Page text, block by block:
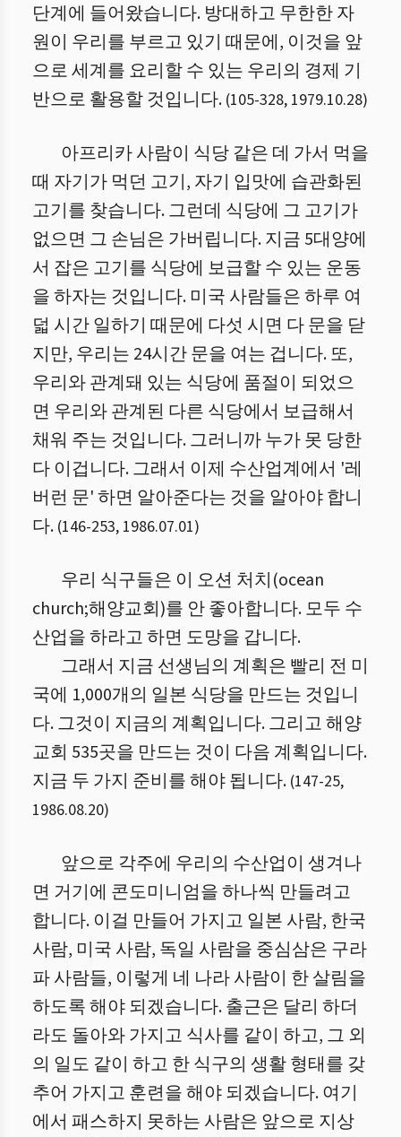
단계에 들어왔습니다. 방대하고 무한한 자
원이 우리를 부르고 있기 때문에, 이것을 앞
으로 세계를 요리할 수 있는 우리의 경제 기
반으로 활용할 것입니다. (105-328, 1979.10.28)
아프리카 사람이 식당 같은 데 가서 먹을
때 자기가 먹던 고기, 자기 입맛에 습관화된
고기를 찾습니다. 그런데 식당에 그 고기가
없으면 그 손님은 가버립니다. 지금 5대양에
서 잡은 고기를 식당에 보급할 수 있는 운동
을 하자는 것입니다. 미국 사람들은 하루 여
덟 시간 일하기 때문에 다섯 시면 다 문을 닫
지만, 우리는 24시간 문을 여는 겁니다. 또,
우리와 관계돼 있는 식당에 품절이 되었으
면 우리와 관계된 다른 식당에서 보급해서
채워 주는 것입니다. 그러니까 누가 못 당한
다 이겁니다. 그래서 이제 수산업계에서 '레
버런 문' 하면 알아준다는 것을 알아야 합니
다. (146-253, 1986.07.01)
우리 식구들은 이 오션 처치(ocean
church;해양교회)를 안 좋아합니다. 모두 수
산업을 하라고 하면 도망을 갑니다.
그래서 지금 선생님의 계획은 빨리 전 미
국에 1,000개의 일본 식당을 만드는 것입니
다. 그것이 지금의 계획입니다. 그리고 해양
교회 535곳을 만드는 것이 다음 계획입니다.
지금 두 가지 준비를 해야 됩니다. (147-25,
1986.08.20)
앞으로 각주에 우리의 수산업이 생겨나
면 거기에 콘도미니엄을 하나씩 만들려고
합니다. 이걸 만들어 가지고 일본 사람, 한국
사람, 미국 사람, 독일 사람을 중심삼은 구라
파 사람들, 이렇게 네 나라 사람이 한 살림을
하도록 해야 되겠습니다. 출근은 달리 하더
라도 돌아와 가지고 식사를 같이 하고, 그 외
의 일도 같이 하고 한 식구의 생활 형태를 갖
추어 가지고 훈련을 해야 되겠습니다. 여기
에서 패스하지 못하는 사람은 앞으로 지상